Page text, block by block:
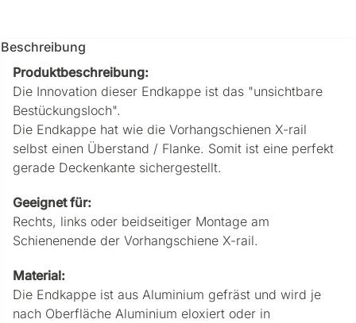
Beschreibung
Produktbeschreibung:
Die Innovation dieser Endkappe ist das "unsichtbare
Bestückungsloch".
Die Endkappe hat wie die Vorhangschienen X-rail
selbst einen Überstand / Flanke. Somit ist eine perfekt
gerade Deckenkante sichergestellt.
Geeignet für:
Rechts, links oder beidseitiger Montage am
Schienenende der Vorhangschiene X-rail.
Material:
Die Endkappe ist aus Aluminium gefräst und wird je
nach Oberfläche Aluminium eloxiert oder in